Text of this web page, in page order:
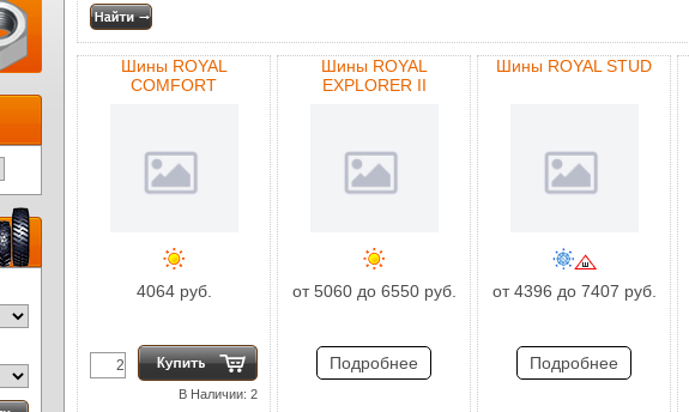
Шины ROYAL
COMFORT
4064 руб.
В Наличии: 2
Шины ROYAL
EXPLORER II
от 5060 до 6550 руб.
Подробнее
Шины ROYAL STUD
от 4396 до 7407 руб.
Подробнее